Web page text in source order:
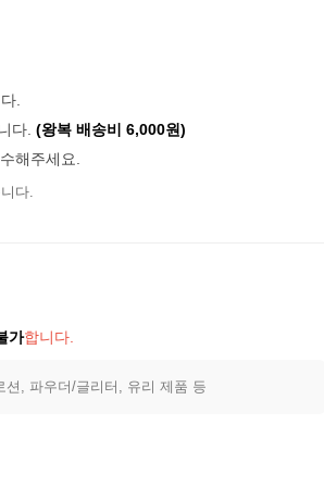
.
다. (왕복 배송비 6,000원)
해주세요.
다.
가합니다.
, 파우더/글리터, 유리 제품 등